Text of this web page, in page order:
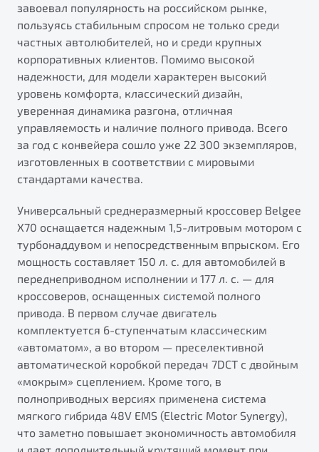
Элегантный и практичный седан
от 1 699 990 ₽*
Обзор В наличии
X70
Универсальный кроссовер
от 2 499 990 ₽*
Обзор В наличии
Узнайте о специальных выгодах при покупке
автомобиля Belgee
Подробно
Автомобили в наличии
Тест-драйв
Автокредит
Спецпредложения
Будьте еще более уверены на дорогах с программой
"Помощь на дорогах"
Преимущества программы
Запись на сервис
Калькулятор ТО
Клиентская поддержка
завоевал популярность на российском рынке,
пользуясь стабильным спросом не только среди
частных автолюбителей, но и среди крупных
корпоративных клиентов. Помимо высокой
надежности, для модели характерен высокий
уровень комфорта, классический дизайн,
уверенная динамика разгона, отличная
управляемость и наличие полного привода. Всего
за год с конвейера сошло уже 22 300 экземпляров,
изготовленных в соответствии с мировыми
стандартами качества.
Универсальный среднеразмерный кроссовер Belgee
X70 оснащается надежным 1,5-литровым мотором с
турбонаддувом и непосредственным впрыском. Его
мощность составляет 150 л. с. для автомобилей в
переднеприводном исполнении и 177 л. с. — для
кроссоверов, оснащенных системой полного
привода. В первом случае двигатель
комплектуется 6-ступенчатым классическим
«автоматом», а во втором — преселективной
автоматической коробкой передач 7DCT с двойным
«мокрым» сцеплением. Кроме того, в
полноприводных версиях применена система
мягкого гибрида 48V EMS (Electric Motor Synergy),
что заметно повышает экономичность автомобиля